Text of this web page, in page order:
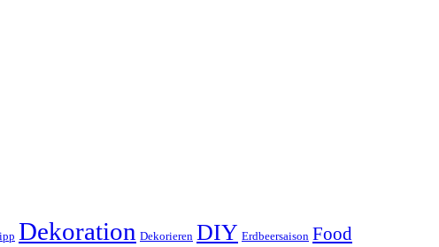
Dekoration Dekorieren DIY Erdbeersaison Food